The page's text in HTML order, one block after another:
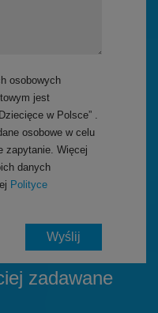
osobowych
jest
w Polsce” .
osobowe w celu
zapytanie. Więcej
danych
Polityce
zadawane